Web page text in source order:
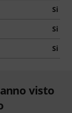
Si
Si
Si
visto